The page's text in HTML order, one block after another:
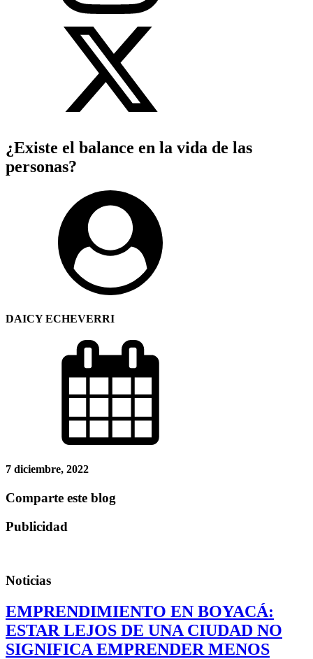
¿Existe el balance en la vida de las
personas?
DAICY ECHEVERRI
7 diciembre, 2022
Comparte este blog
Publicidad
Noticias
EMPRENDIMIENTO EN BOYACÁ:
ESTAR LEJOS DE UNA CIUDAD NO
SIGNIFICA EMPRENDER MENOS